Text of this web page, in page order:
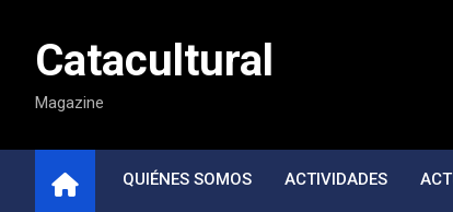
contenidoCatacultural
Magazine
QUIÉNES SOMOS ACTIVIDADES